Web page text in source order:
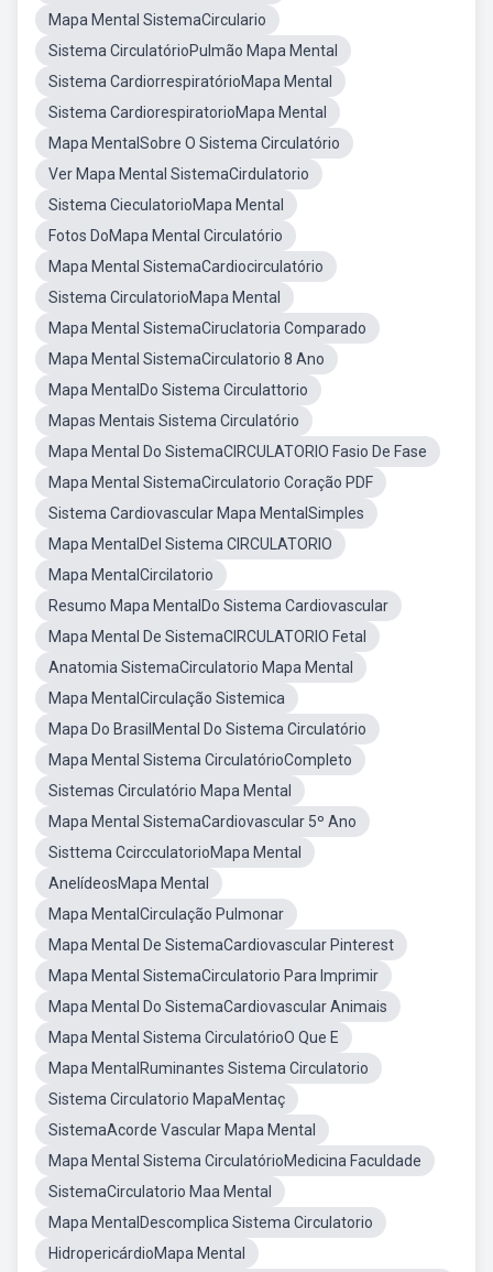
Mapa Mental SistemaCirculario
Sistema CirculatórioPulmão Mapa Mental
Sistema CardiorrespiratórioMapa Mental
Sistema CardiorespiratorioMapa Mental
Mapa MentalSobre O Sistema Circulatório
Ver Mapa Mental SistemaCirdulatorio
Sistema CieculatorioMapa Mental
Fotos DoMapa Mental Circulatório
Mapa Mental SistemaCardiocirculatório
Sistema CirculatorioMapa Mental
Mapa Mental SistemaCiruclatoria Comparado
Mapa Mental SistemaCirculatorio 8 Ano
Mapa MentalDo Sistema Circulattorio
Mapas Mentais Sistema Circulatório
Mapa Mental Do SistemaCIRCULATORIO Fasio De Fase
Mapa Mental SistemaCirculatorio Coração PDF
Sistema Cardiovascular Mapa MentalSimples
Mapa MentalDel Sistema CIRCULATORIO
Mapa MentalCircilatorio
Resumo Mapa MentalDo Sistema Cardiovascular
Mapa Mental De SistemaCIRCULATORIO Fetal
Anatomia SistemaCirculatorio Mapa Mental
Mapa MentalCirculação Sistemica
Mapa Do BrasilMental Do Sistema Circulatório
Mapa Mental Sistema CirculatórioCompleto
Sistemas Circulatório Mapa Mental
Mapa Mental SistemaCardiovascular 5º Ano
Sisttema CcircculatorioMapa Mental
AnelídeosMapa Mental
Mapa MentalCirculação Pulmonar
Mapa Mental De SistemaCardiovascular Pinterest
Mapa Mental SistemaCirculatorio Para Imprimir
Mapa Mental Do SistemaCardiovascular Animais
Mapa Mental Sistema CirculatórioO Que E
Mapa MentalRuminantes Sistema Circulatorio
Sistema Circulatorio MapaMentaç
SistemaAcorde Vascular Mapa Mental
Mapa Mental Sistema CirculatórioMedicina Faculdade
SistemaCirculatorio Maa Mental
Mapa MentalDescomplica Sistema Circulatorio
HidropericárdioMapa Mental